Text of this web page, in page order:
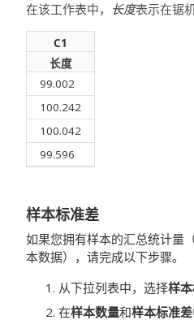
在该工作表中， 长度表示在锯
C1
长度
99.002
100.242
100.042
99.596
样本标准差
如果您拥有样本的汇总统计量
本数据），请完成以下步骤。
从下拉列表中，选择样
在样本数量和样本标准差